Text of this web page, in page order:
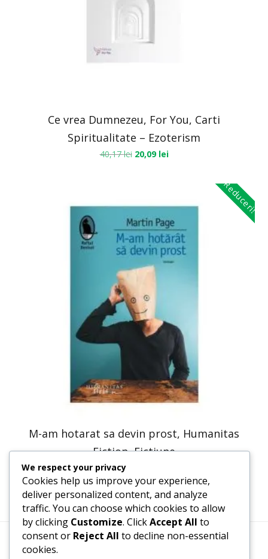
Ce vrea Dumnezeu, For You, Carti
Spiritualitate – Ezoterism
40,17lei 20,09 lei
Reduceri!
M-am hotarat sa devin prost, Humanitas
Fiction, Fictiune
30,66lei
Termeni, Condiții & Protecția Datelor (GDPR)
We respect your privacy
Cookies help us improve your experience,
deliver personalized content, and analyze
traffic. You can choose which cookies to allow
by clicking Customize. ClickAccept All to
consent or Reject All to decline non-essential
cookies.